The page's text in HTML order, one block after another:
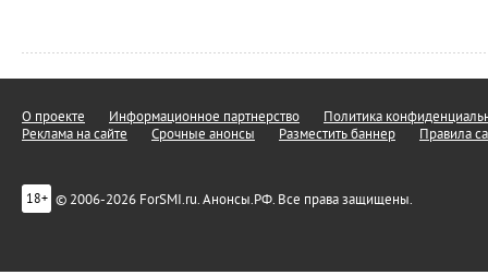
О проекте Информационное партнерство
Политика
Реклама на сайте
Срочные анонсы Разместить баннер Правила
18+ © 2006-2026 ForSMI.ru. Анонсы.РФ. Все права защищены.